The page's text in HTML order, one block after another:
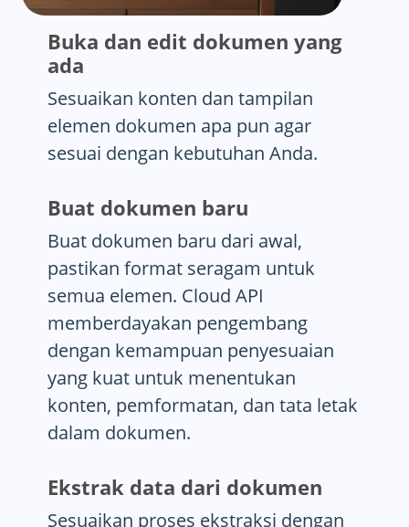
Buka dan edit dokumen yang
ada
Sesuaikan konten dan tampilan
elemen dokumen apa pun agar
sesuai dengan kebutuhan Anda.
Buat dokumen baru
Buat dokumen baru dari awal,
pastikan format seragam untuk
semua elemen. Cloud API
memberdayakan pengembang
dengan kemampuan penyesuaian
yang kuat untuk menentukan
konten, pemformatan, dan tata letak
dalam dokumen.
Ekstrak data dari dokumen
Sesuaikan proses ekstraksi dengan